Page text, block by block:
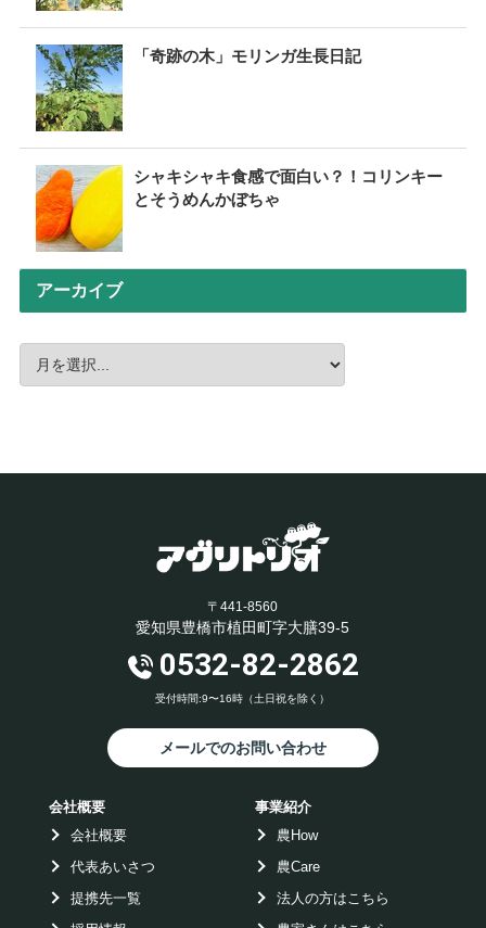
「奇跡の木」モリンガ生長日記
シャキシャキ食感で面白い？！コリンキー
とそうめんかぼちゃ
アーカイブ
〒441-8560
愛知県豊橋市植田町字大膳39-5
0532-82-2862
受付時間:9〜16時（土日祝を除く）
メールでのお問い合わせ
会社概要
会社概要
代表あいさつ
提携先一覧
事業紹介
農How
農Care
法人の方はこちら